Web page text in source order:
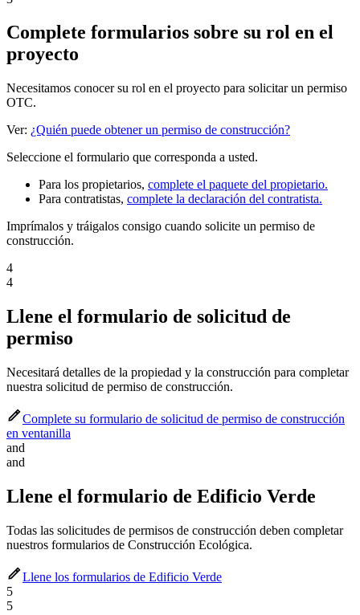
Complete formularios sobre su rol en el
proyecto
Necesitamos conocer su rol en el proyecto para solicitar un permiso
OTC.
Ver: ¿Quién puede obtener un permiso de construcción?
Seleccione el formulario que corresponda a usted.
Para los propietarios, complete el paquete del propietario.
Para contratistas, complete la declaración del contratista.
Imprímalos y tráigalos consigo cuando solicite un permiso de
construcción.
4
4
Llene el formulario de solicitud de
permiso
Necesitará detalles de la propiedad y la construcción para completar
nuestra solicitud de permiso de construcción.
Complete su formulario de solicitud de permiso de construcción
en ventanilla
and
and
Llene el formulario de Edificio Verde
Todas las solicitudes de permisos de construcción deben completar
nuestros formularios de Construcción Ecológica.
Llene los formularios de Edificio Verde
5
5